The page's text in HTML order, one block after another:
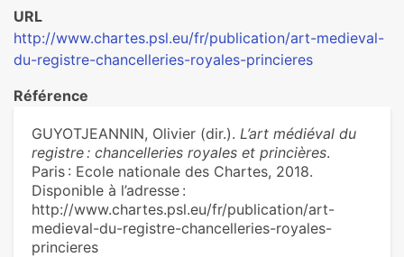
URL
http://www.chartes.psl.eu/fr/publication/art-medieval-
du-registre-chancelleries-royales-princieres
Référence
GUYOTJEANNIN, Olivier (dir.). L’art médiéval du
registre : chancelleries royales et princières.
Paris : Ecole nationale des Chartes, 2018.
Disponible à l’adresse :
http://www.chartes.psl.eu/fr/publication/art-
medieval-du-registre-chancelleries-royales-
princieres